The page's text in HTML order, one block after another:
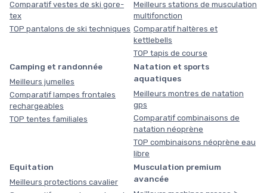
Comparatif vestes de ski gore-
tex
TOP pantalons de ski techniques
Meilleurs stations de musculation
multifonction
Comparatif haltères et
kettlebells
TOP tapis de course
Camping et randonnée
Meilleurs jumelles
Comparatif lampes frontales
rechargeables
TOP tentes familiales
Natation et sports
aquatiques
Meilleurs montres de natation
gps
Comparatif combinaisons de
natation néoprène
TOP combinaisons néoprène eau
libre
Equitation
Meilleurs protections cavalier
Musculation premium
avancée